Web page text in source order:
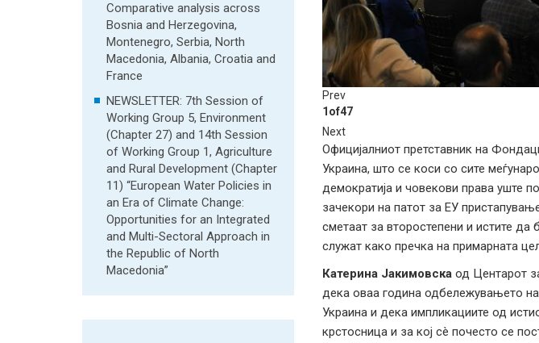
Comparative analysis across
Bosnia and Herzegovina,
Montenegro, Serbia, North
Macedonia, Albania, Croatia and
France
NEWSLETTER: 7th Session of
Working Group 5, Environment
(Chapter 27) and 14th Session
of Working Group 1, Agriculture
and Rural Development (Chapter
11) “European Water Policies in
an Era of Climate Change:
Opportunities for an Integrated
and Multi-Sectoral Approach in
the Republic of North
Macedonia”
Prev
1 of47
Next
Официјалниот претставник на
Украина, што се коси со сите
демократија и човекови права уште
зачекори на патот за ЕУ
сметаат за второстепени и истите
служат како пречка на примарната
Катерина Јакимовскаод Центарот
дека оваа година одбележувањето
Украина и дека импликациите од
крстосница и за кој сè почесто се